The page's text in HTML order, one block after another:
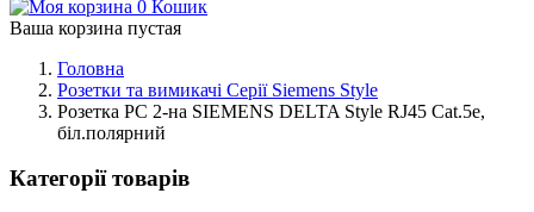
0 Кошик
Ваша корзина пустая
Головна
Розетки та вимикачі Серії Siemens Style
Розетка РС 2-на SIEMENS DELTA Style RJ45 Cat.5e,
біл.полярний
Категорії товарів